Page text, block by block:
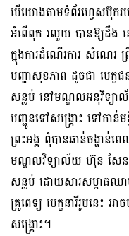
បើយោងតាមទំព័រហ្វេសប៊ុក
អំពើពុក រលួយ បានឱ្យដឹង ន
ក្នុងការដំណើរការ សំណេរ
បញ្ហាសុខភាព ដូចជា បេក្ខ
សន្លប់ នៅមណ្ឌលអនុវិទ្យាល័
បញ្ជូនទៅសង្រ្គោះ ទៅកាន់ម
ព្រះអង្គ ពុំបានឆាន់ចង្ហាន់
មណ្ឌលវិទ្យាល័យ ហ៊ុន សែន ប៊ុ
សន្លប់ ដោយសារសម្ពាធឈ
គ្រូពេទ្យ បេក្ខនារីរូបនេះ
សង្រ្គោះ។